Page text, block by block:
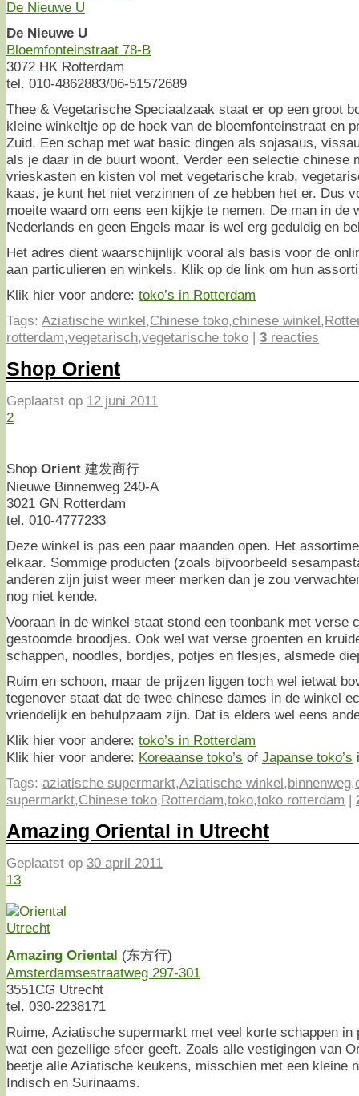
De Nieuwe U
Bloemfonteinstraat 78-B
3072 HK Rotterdam
tel. 010-4862883/06-51572689
Thee & Vegetarische Speciaalzaak staat er op een groot
kleine winkeltje op de hoek van de bloemfonteinstraat en
Zuid. Een schap met wat basic dingen als sojasaus,
als je daar in de buurt woont. Verder een selectie chinese
vrieskasten en kisten vol met vegetarische krab,
kaas, je kunt het niet verzinnen of ze hebben het er. Dus
moeite waard om eens een kijkje te nemen. De man in de
Nederlands en geen Engels maar is wel erg geduldig en
Het adres dient waarschijnlijk vooral als basis voor de
aan particulieren en winkels. Klik op de link om hun
Klik hier voor andere: toko’s in Rotterdam
Tags: Aziatische winkel,Chinese toko,chinese winkel,
rotterdam,vegetarisch,vegetarische toko | 3 reacties
Shop Orient
Geplaatst op 12 juni 2011
2
Shop Orient 建发商行
Nieuwe Binnenweg 240-A
3021 GN Rotterdam
tel. 010-4777233
Deze winkel is pas een paar maanden open. Het
elkaar. Sommige producten (zoals bijvoorbeeld
anderen zijn juist weer meer merken dan je zou
nog niet kende.
Vooraan in de winkel staat stond een toonbank met verse
gestoomde broodjes. Ook wel wat verse groenten en
schappen, noodles, bordjes, potjes en flesjes, alsmede
Ruim en schoon, maar de prijzen liggen toch wel ietwat
tegenover staat dat de twee chinese dames in de winkel
vriendelijk en behulpzaam zijn. Dat is elders wel eens
Klik hier voor andere: toko’s in Rotterdam
Klik hier voor andere: Koreaanse toko’s of Japanse toko’s
Tags: aziatische supermarkt,Aziatische winkel,binnenweg,
supermarkt,Chinese toko,Rotterdam,toko,toko rotterdam |
Amazing Oriental in Utrecht
Geplaatst op 30 april 2011
13
Amazing Oriental (东方行)
Amsterdamsestraatweg 297-301
3551CG Utrecht
tel. 030-2238171
Ruime, Aziatische supermarkt met veel korte schappen in
wat een gezellige sfeer geeft. Zoals alle vestigingen van
beetje alle Aziatische keukens, misschien met een kleine
Indisch en Surinaams.